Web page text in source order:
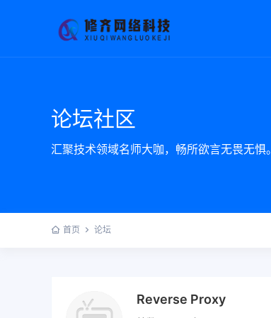
论坛社区
汇聚技术领域名师大咖，畅所欲言无畏无惧。
首页 论坛
Reverse Proxy